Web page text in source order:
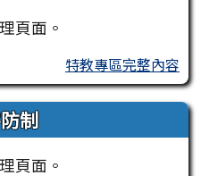
頁面。
特教專區完整內容
制
頁面。